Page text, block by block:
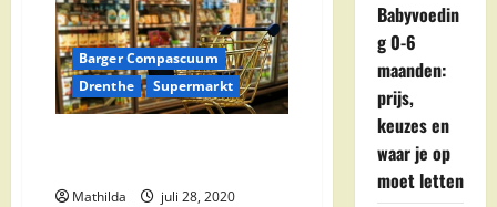
Barger Compascuum
Drenthe
Supermarkt
Mathilda juli 28, 2020
Babyvoedin
g 0-6
maanden:
prijs,
keuzes en
waar je op
moet letten